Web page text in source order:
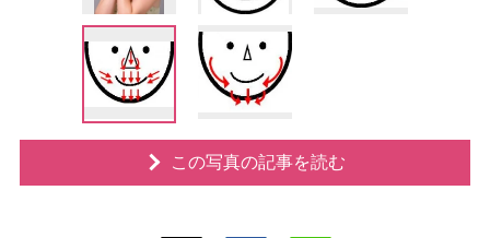
この写真の記事を読む